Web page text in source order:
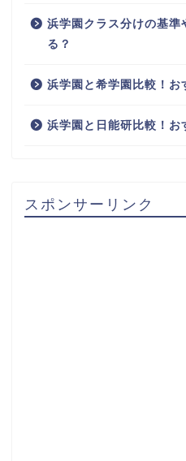
浜学園クラス分けの基準
る？
浜学園と希学園比較！お
浜学園と日能研比較！お
スポンサーリンク